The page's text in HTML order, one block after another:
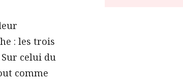
: les trois
Sur celui du
comme